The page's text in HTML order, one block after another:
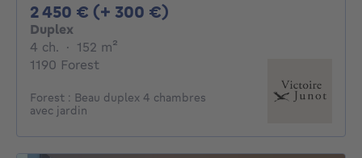
2 450 € (+ 300 €)
Duplex
4 ch. 4 chambres
· 152 m²
1190 Forest
Forest : Beau duplex 4 chambres
avec jardin